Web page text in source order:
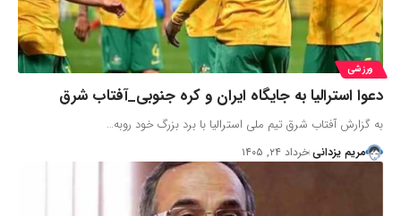
ورزشی
دعوا استرالیا به جایگاه ایران و کره جنوبی_آفتاب شرق
به گزارش آفتاب شرق تیم ملی استرالیا با برد بزرگ خود روبه…
مریم یزدانی خرداد ۲۴, ۱۴۰۵